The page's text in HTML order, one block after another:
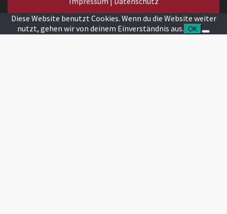
Diese Website benutzt Cookies. Wenn du die Website weiter
nutzt, gehen wir von deinem Einverständnis aus. OK